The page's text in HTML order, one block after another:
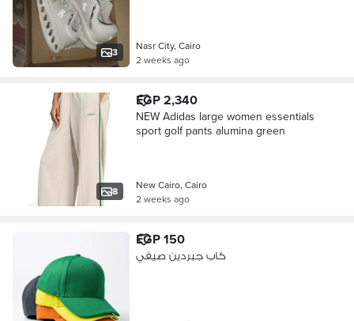
3
Nasr City, Cairo
2 weeks ago
8
EGP 2,340
NEW Adidas large women essentials
sport golf pants alumina green
New Cairo, Cairo
2 weeks ago
EGP 150
كاب جبردين صيفي